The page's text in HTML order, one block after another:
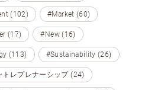
(102) #Market (60)
(17) #New (16)
(113) #Sustainability (26)
トレプレナーシップ (24)